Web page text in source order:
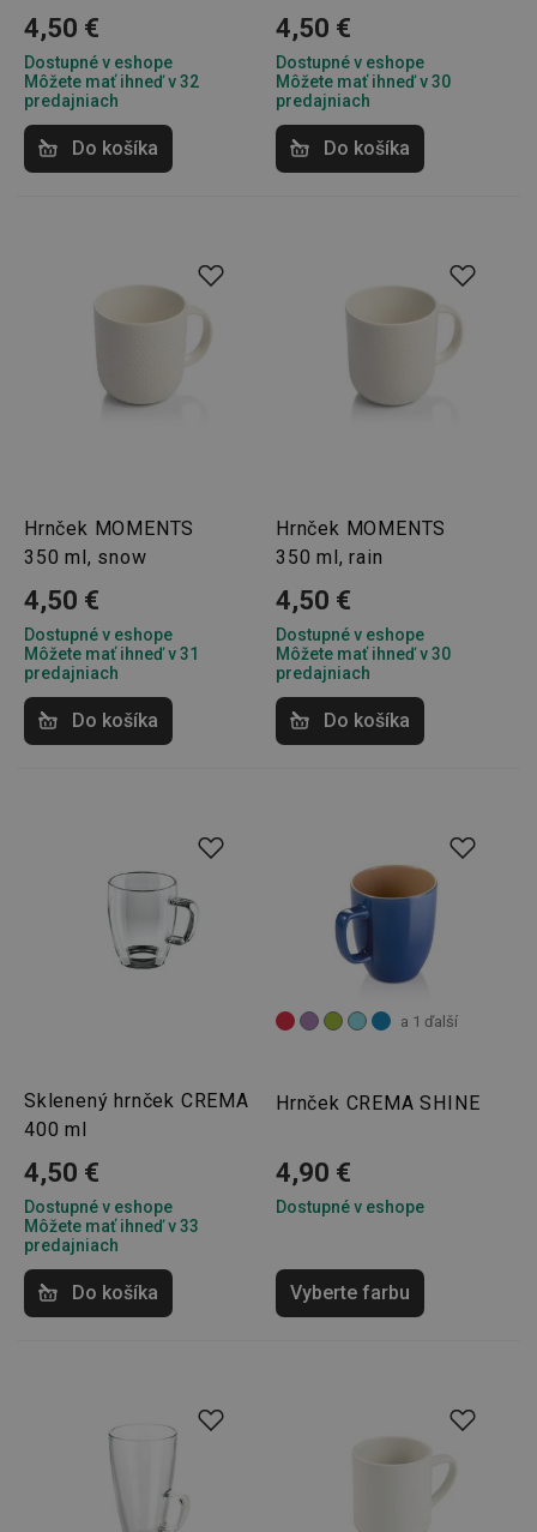
4,50 €
Dostupné v eshope
Môžete mať ihneď v 32
predajniach
Do košíka
4,50 €
Dostupné v eshope
Môžete mať ihneď v 30
predajniach
Do košíka
Hrnček MOMENTS
350 ml, snow
4,50 €
Dostupné v eshope
Môžete mať ihneď v 31
predajniach
Do košíka
Hrnček MOMENTS
350 ml, rain
4,50 €
Dostupné v eshope
Môžete mať ihneď v 30
predajniach
Do košíka
Sklenený hrnček CREMA
400 ml
4,50 €
Dostupné v eshope
Môžete mať ihneď v 33
predajniach
Do košíka
a 1 ďalší
Hrnček CREMA SHINE
4,90 €
Dostupné v eshope
Vyberte farbu